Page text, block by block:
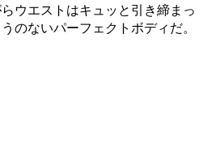
ウエストはキュッと引き締まっ
のないパーフェクトボディだ。